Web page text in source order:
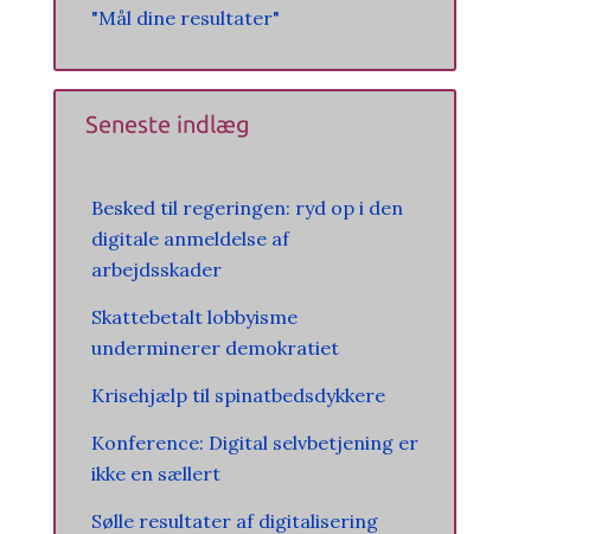
"Mål dine resultater"
Seneste indlæg
Besked til regeringen: ryd op i den
digitale anmeldelse af
arbejdsskader
Skattebetalt lobbyisme
underminerer demokratiet
Krisehjælp til spinatbedsdykkere
Konference: Digital selvbetjening er
ikke en sællert
Sølle resultater af digitalisering